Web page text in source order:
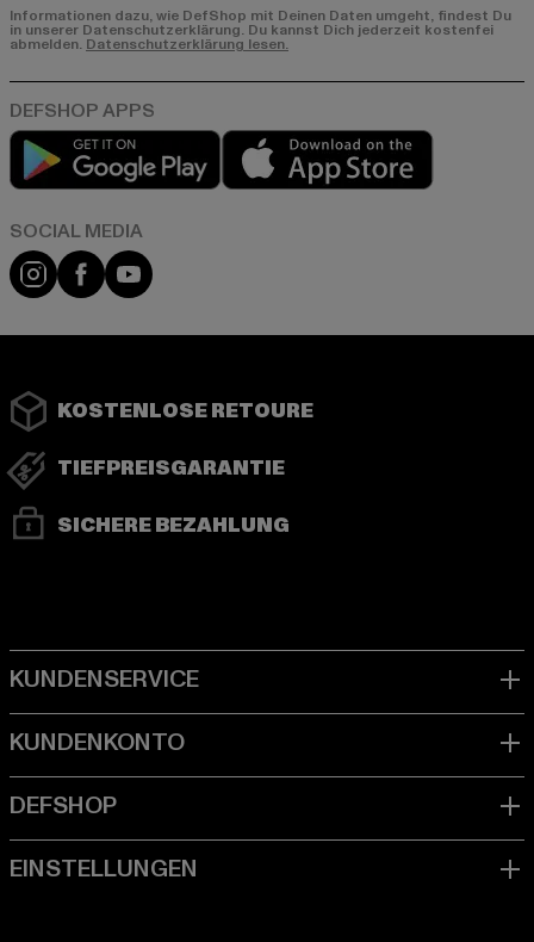
Informationen dazu, wie DefShop mit Deinen Daten umgeht, findest Du
in unserer Datenschutzerklärung. Du kannst Dich jederzeit kostenfei
abmelden. Datenschutzerklärung lesen.
Play market
Instagram
FacebookYouTube
KOSTENLOSE RETOURE
TIEFPREISGARANTIE
SICHERE BEZAHLUNG